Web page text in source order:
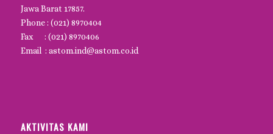
Jawa Barat 17857.
Phone : (021) 8970404
Fax : (021) 8970406
Email : astom.ind@astom.co.id
AKTIVITAS KAMI